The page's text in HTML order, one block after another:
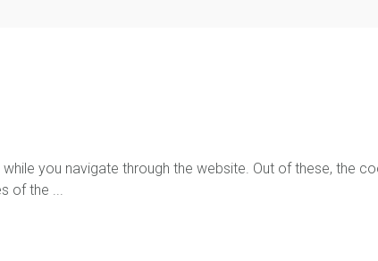
you navigate through the website. Out of these, the
of the ...